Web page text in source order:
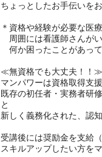
ちょっとしたお手伝いをお
＊資格や経験が必要な医
周囲には看護師さんがい
何か困ったことがあって
≪無資格でも大丈夫！！≫
マンパワーは資格取得支
既存の初任者・実務者研
と
新しく義務化された、認
受講後には奨励金を支給
スキルアップしたい方を